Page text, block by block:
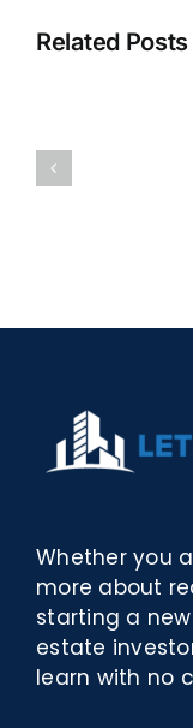
Related Posts
Whether you
more about
starting a
estate
learn with no